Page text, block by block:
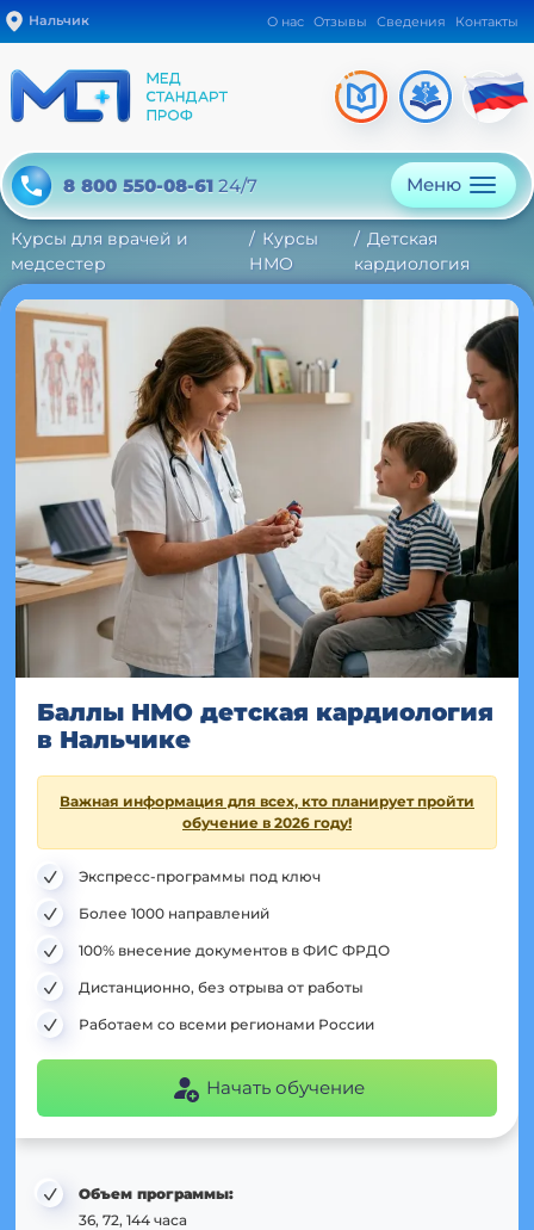
Нальчик О нас Отзывы Сведения Контакты
8 800 550-08-61 24/7 Меню
Курсы для врачей и
медсестер
Курсы
НМО
Детская
кардиология
Баллы НМО детская кардиология
в Нальчике
Важная информация для всех, кто планирует пройти
обучение в 2026 году!
Экспресс-программы под ключ
Более 1000 направлений
100% внесение документов в ФИС ФРДО
Дистанционно, без отрыва от работы
Работаем со всеми регионами России
Начать обучение
Объем программы:
36, 72, 144 часа